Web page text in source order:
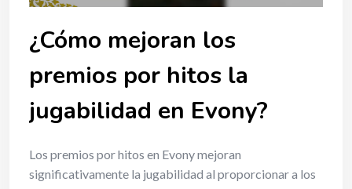
¿Cómo mejoran los
premios por hitos la
jugabilidad en Evony?
Los premios por hitos en Evony mejoran
significativamente la jugabilidad al proporcionar a los